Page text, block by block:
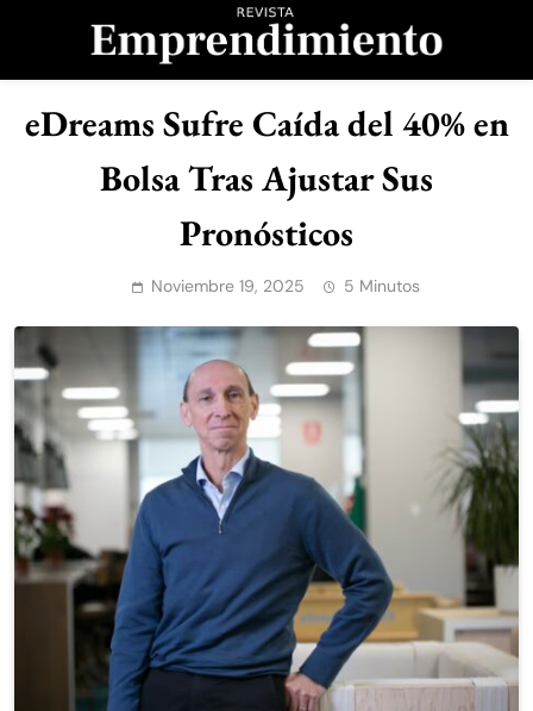
Revista
Emprendimiento
eDreams Sufre Caída del 40% en
Bolsa Tras Ajustar Sus
Pronósticos
Noviembre 19, 2025 5 Minutos